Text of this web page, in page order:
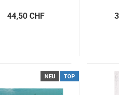
44,50 CHF
NEU TOP